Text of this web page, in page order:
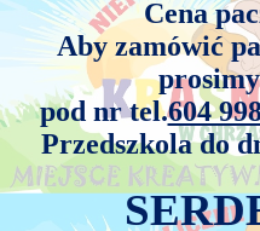
Cena
Aby zamówić
pod nr tel.604
Przedszkola do